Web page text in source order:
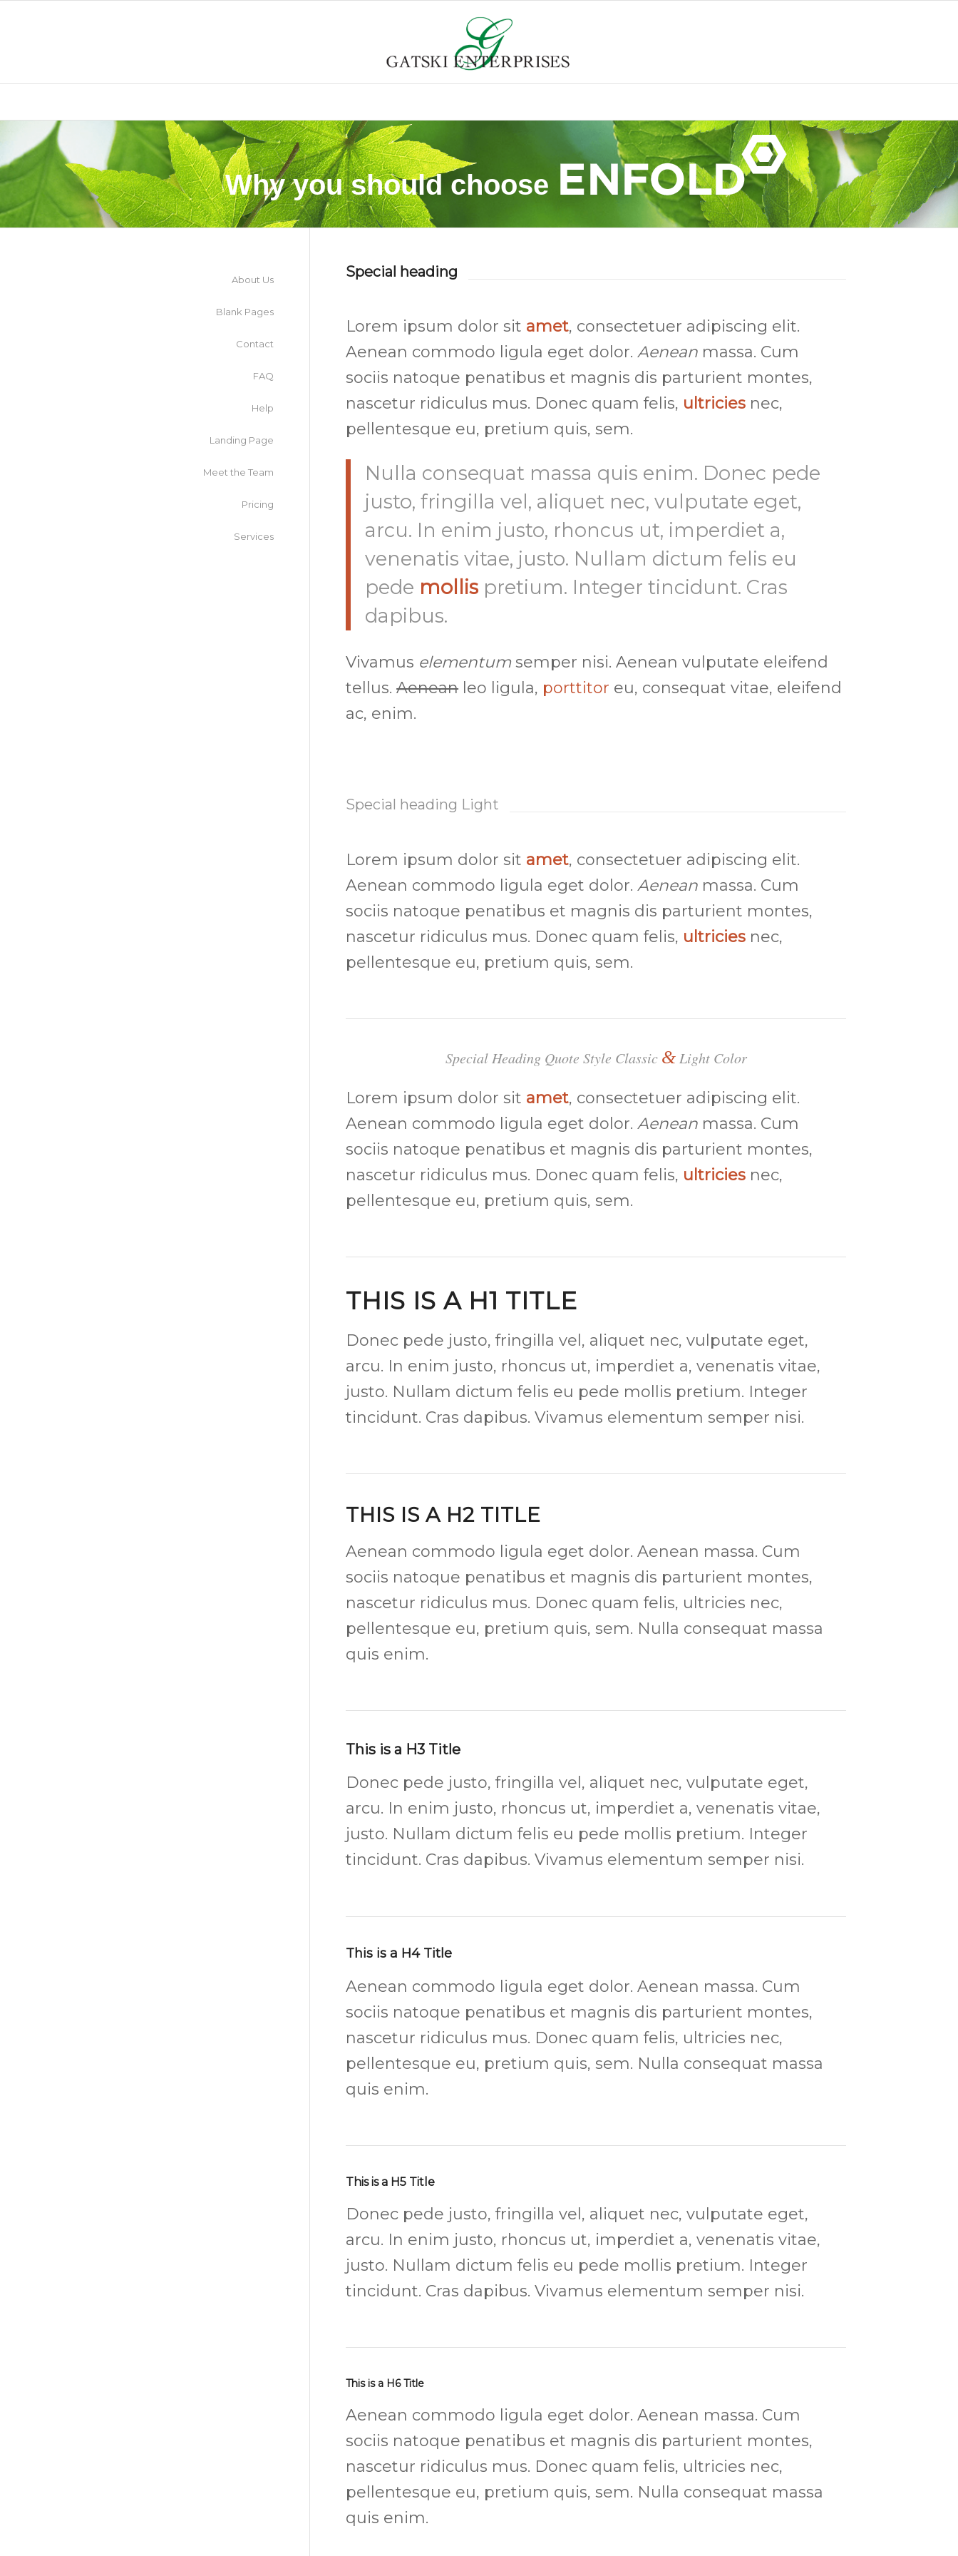
Why you should choose
Special heading
Lorem ipsum dolor sit amet, consectetuer adipiscing elit.
Aenean commodo ligula eget dolor.Aenean massa. Cum
sociis natoque penatibus et magnis dis parturient montes,
nascetur ridiculus mus. Donec quam felis, ultricies nec,
pellentesque eu, pretium quis, sem.
Nulla consequat massa quis enim. Donec pede
justo, fringilla vel, aliquet nec, vulputate eget,
arcu. In enim justo, rhoncus ut, imperdiet a,
venenatis vitae, justo. Nullam dictum felis eu
pede mollis pretium. Integer tincidunt. Cras
dapibus.
Vivamus elementumsemper nisi. Aenean vulputate eleifend
tellus.Aenean leo ligula, porttitor eu, consequat vitae, eleifend
ac, enim.
Special heading Light
Lorem ipsum dolor sit amet, consectetuer adipiscing elit.
Aenean commodo ligula eget dolor.Aenean massa. Cum
sociis natoque penatibus et magnis dis parturient montes,
nascetur ridiculus mus. Donec quam felis, ultricies nec,
pellentesque eu, pretium quis, sem.
Special Heading Quote Style Classic &Light Color
Lorem ipsum dolor sit amet, consectetuer adipiscing elit.
Aenean commodo ligula eget dolor.Aenean massa. Cum
sociis natoque penatibus et magnis dis parturient montes,
nascetur ridiculus mus. Donec quam felis, ultricies nec,
pellentesque eu, pretium quis, sem.
THIS IS A H1 TITLE
Donec pede justo, fringilla vel, aliquet nec, vulputate eget,
arcu. In enim justo, rhoncus ut, imperdiet a, venenatis vitae,
justo. Nullam dictum felis eu pede mollis pretium. Integer
tincidunt. Cras dapibus. Vivamus elementum semper nisi.
THIS IS A H2 TITLE
Aenean commodo ligula eget dolor. Aenean massa. Cum
sociis natoque penatibus et magnis dis parturient montes,
nascetur ridiculus mus. Donec quam felis, ultricies nec,
pellentesque eu, pretium quis, sem. Nulla consequat massa
quis enim.
This is a H3 Title
Donec pede justo, fringilla vel, aliquet nec, vulputate eget,
arcu. In enim justo, rhoncus ut, imperdiet a, venenatis vitae,
justo. Nullam dictum felis eu pede mollis pretium. Integer
tincidunt. Cras dapibus. Vivamus elementum semper nisi.
This is a H4 Title
Aenean commodo ligula eget dolor. Aenean massa. Cum
sociis natoque penatibus et magnis dis parturient montes,
nascetur ridiculus mus. Donec quam felis, ultricies nec,
pellentesque eu, pretium quis, sem. Nulla consequat massa
quis enim.
This is a H5 Title
Donec pede justo, fringilla vel, aliquet nec, vulputate eget,
arcu. In enim justo, rhoncus ut, imperdiet a, venenatis vitae,
justo. Nullam dictum felis eu pede mollis pretium. Integer
tincidunt. Cras dapibus. Vivamus elementum semper nisi.
This is a H6 Title
Aenean commodo ligula eget dolor. Aenean massa. Cum
sociis natoque penatibus et magnis dis parturient montes,
nascetur ridiculus mus. Donec quam felis, ultricies nec,
pellentesque eu, pretium quis, sem. Nulla consequat massa
quis enim.
About Us
Blank Pages
Contact
FAQ
Help
Landing Page
Meet the Team
Pricing
Services